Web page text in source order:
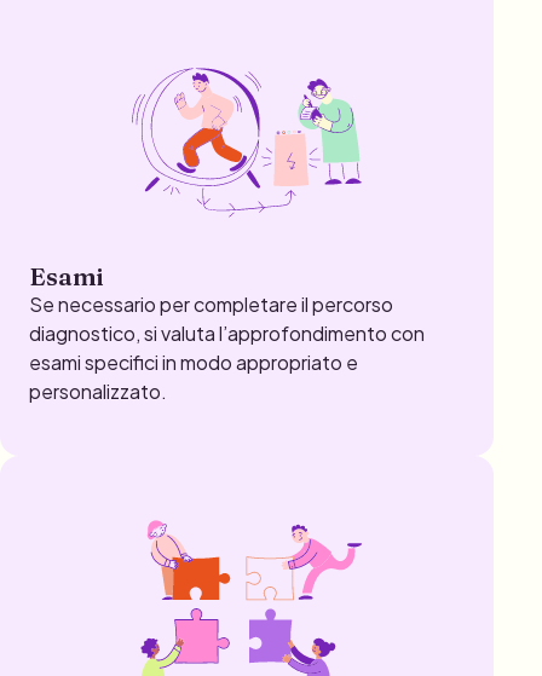
Esami
Se necessario per completare il percorso
diagnostico, si valuta l’approfondimento con
esami specifici in modo appropriato e
personalizzato.